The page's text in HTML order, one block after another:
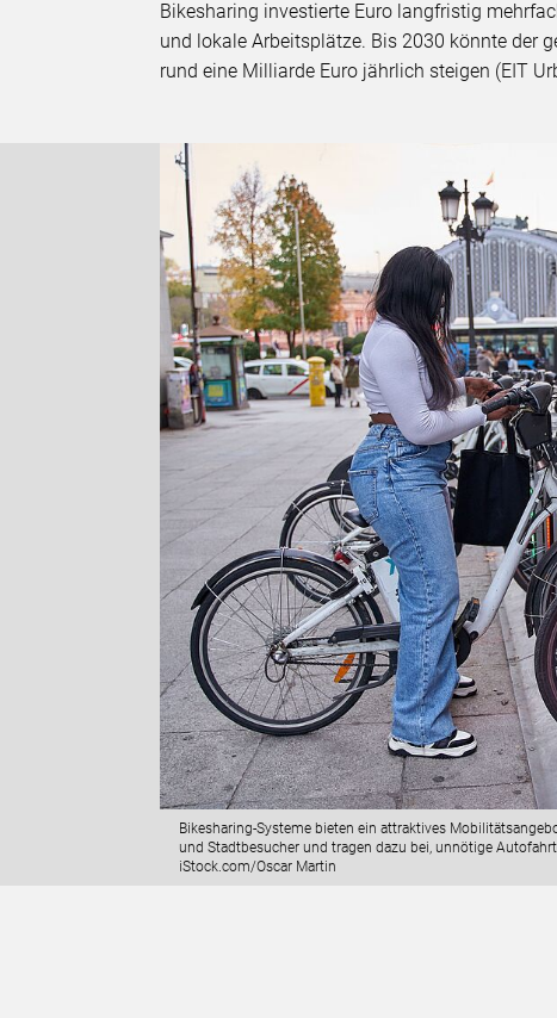
Bikesharing investierte Euro langfristig
und lokale Arbeitsplätze. Bis 2030 könnte der
rund eine Milliarde Euro jährlich steigen (EIT
Bikesharing-Systeme bieten ein attraktives
und Stadtbesucher und tragen dazu bei, unnötige
iStock.com/Oscar Martin